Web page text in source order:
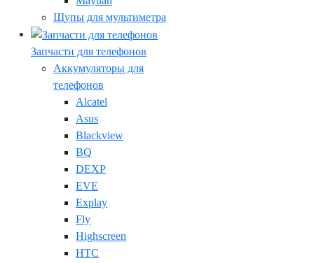
Щупы для мультиметра
Запчасти для телефонов
Аккумуляторы для
телефонов
Alcatel
Asus
Blackview
BQ
DEXP
EVE
Explay
Fly
Highscreen
HTC